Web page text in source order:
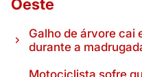
Oeste
Galho de árvore cai
durante a
Motociclista sofre